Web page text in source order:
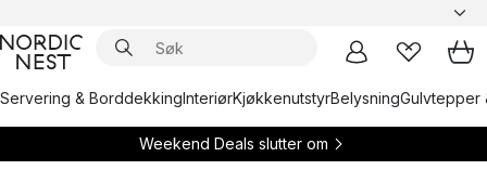
Servering & BorddekkingInteriørKjøkkenutstyrBelysningGulvtepper
Weekend Deals slutter om